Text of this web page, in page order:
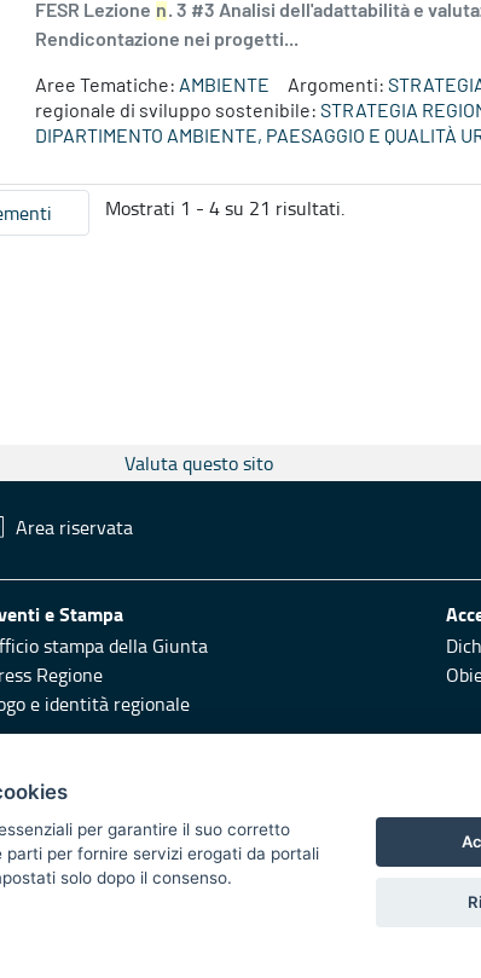
FESR Lezione n. 3 #3 Analisi dell'adattabilità e
Rendicontazione nei progetti...
Aree Tematiche: AMBIENTE Argomenti:
regionale di sviluppo sostenibile: STRATEGIA
DIPARTIMENTO AMBIENTE, PAESAGGIO E QUALITÀ
Per pagina
Mostrati 1 - 4 su 21 risultati.
Valuta questo sito
Area riservata
e Stampa
stampa della Giunta
Regione
e identità regionale
di pubblicazione
- Asse XI
per garantire il suo corretto
per fornire servizi erogati da portali
solo dopo il consenso.